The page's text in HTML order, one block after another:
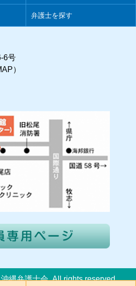
弁護士を探す
6号
）
縄弁護士会. All rights reserved.